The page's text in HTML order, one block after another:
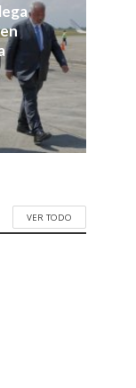
VER TODO